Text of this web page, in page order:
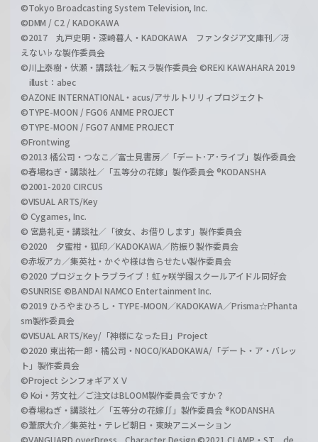
©Tokyo Broadcasting System Television, Inc.
©DMM / C2 / KADOKAWA
©2017 丸戸史明・深崎暮人・KADOKAWA ファンタジア文庫刊／冴
えない♭な製作委員会
©川上泰樹・伏瀬・講談社／転スラ製作委員会 ©REKI KAWAHARA 2019
illust：abec
©AZONE INTERNATIONAL・acus/アサルトリリィプロジェクト
©TYPE-MOON / FGO6 ANIME PROJECT
©TYPE-MOON / FGO7 ANIME PROJECT
©Frontwing
©2013 橘公司・つなこ／富士見書房／「デート･ア･ライブ」製作委員会
©春場ねぎ・講談社／「五等分の花嫁」製作委員会 ®KODANSHA
©2001-2020 CIRCUS
©VISUAL ARTS/Key
© Cygames, Inc.
© 宮島礼吏・講談社／「彼女、お借りします」製作委員会
©2020 夕蜜柑・狐印／KADOKAWA／防振り製作委員会
©赤坂アカ／集英社・かぐや様は告らせたい製作委員会
©2020 プロジェクトラブライブ！虹ヶ咲学園スクールアイドル同好会
©SUNRISE ©BANDAI NAMCO Entertainment Inc.
©2019 ひろやまひろし・TYPE-MOON／KADOKAWA／Prisma☆Phanta
sm製作委員会
©VISUAL ARTS/Key/「神様になった日」Project
©2020 東出祐一郎・橘公司・NOCO/KADOKAWA/「デート・ア・バレッ
ト」製作委員会
©Project シンフォギアＸＶ
© Koi・芳文社／ご注文はBLOOM製作委員会ですか？
©春場ねぎ・講談社／「五等分の花嫁∬」製作委員会 ®KODANSHA
©葦原大介／集英社・テレビ朝日・東映アニメーション